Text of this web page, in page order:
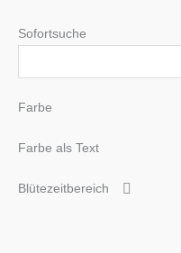
Sofortsuche
Farbe
Farbe als Text
Blütezeitbereich